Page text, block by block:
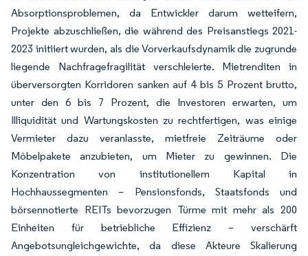
Absorptionsproblemen, da Entwickler darum wetteifern,
Projekte abzuschließen, die während des Preisanstiegs 2021-
2023 initiiert wurden, als die Vorverkaufsdynamik die zugrunde
liegende Nachfragefragilität verschleierte. Mietrenditen in
überversorgten Korridoren sanken auf 4 bis 5 Prozent brutto,
unter den 6 bis 7 Prozent, die Investoren erwarten, um
Illiquidität und Wartungskosten zu rechtfertigen, was einige
Vermieter dazu veranlasste, mietfreie Zeiträume oder
Möbelpakete anzubieten, um Mieter zu gewinnen. Die
Konzentration von institutionellem Kapital in
Hochhaussegmenten – Pensionsfonds, Staatsfonds und
börsennotierte REITs bevorzugen Türme mit mehr als 200
Einheiten für betriebliche Effizienz – verschärft
Angebotsungleichgewichte, da diese Akteure Skalierung